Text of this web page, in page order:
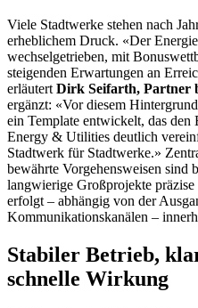
Viele Stadtwerke stehen nach
erheblichem Druck. «Der
wechselgetrieben, mit
steigenden Erwartungen an
erläutert Dirk Seifarth, Partner
ergänzt: «Vor diesem
ein Template entwickelt, das den
Energy & Utilities deutlich
Stadtwerk für Stadtwerke.»
bewährte Vorgehensweisen sind
langwierige Großprojekte
erfolgt – abhängig von der
Kommunikationskanälen –
Stabiler Betrieb,
schnelle Wirkung